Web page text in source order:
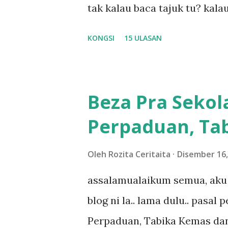
tak kalau baca tajuk tu?
shah singgah Giant beli
kereta tu biasalah kan kami
sampai masuk dalam... dan
KONGSI 15 ULASAN
Beza Pra
Perpaduan,
Oleh Rozita Ceritaita Disember
assalamualaikum semua,
blog ni la.. lama dulu.. pasal
Perpaduan, Tabika Kemas